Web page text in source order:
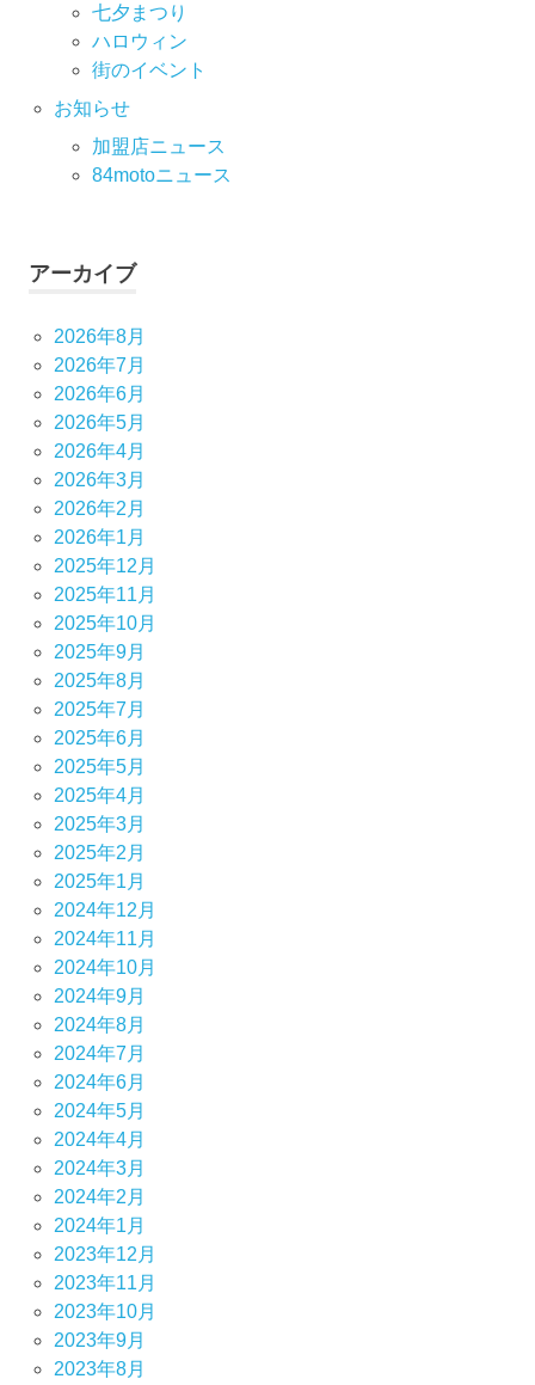
七⼣まつり
ハロウィン
街のイベント
お知らせ
加盟店ニュース
84motoニュース
アーカイブ
2026年8月
2026年7月
2026年6月
2026年5月
2026年4月
2026年3月
2026年2月
2026年1月
2025年12月
2025年11月
2025年10月
2025年9月
2025年8月
2025年7月
2025年6月
2025年5月
2025年4月
2025年3月
2025年2月
2025年1月
2024年12月
2024年11月
2024年10月
2024年9月
2024年8月
2024年7月
2024年6月
2024年5月
2024年4月
2024年3月
2024年2月
2024年1月
2023年12月
2023年11月
2023年10月
2023年9月
2023年8月